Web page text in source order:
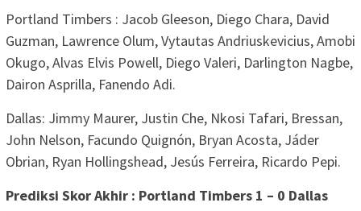
Portland Timbers : Jacob Gleeson, Diego Chara, David
Guzman, Lawrence Olum, Vytautas Andriuskevicius, Amobi
Okugo, Alvas Elvis Powell, Diego Valeri, Darlington Nagbe,
Dairon Asprilla, Fanendo Adi.
Dallas: Jimmy Maurer, Justin Che, Nkosi Tafari, Bressan,
John Nelson, Facundo Quignón, Bryan Acosta, Jáder
Obrian, Ryan Hollingshead, Jesús Ferreira, Ricardo Pepi.
Prediksi Skor Akhir : Portland Timbers 1 – 0 Dallas